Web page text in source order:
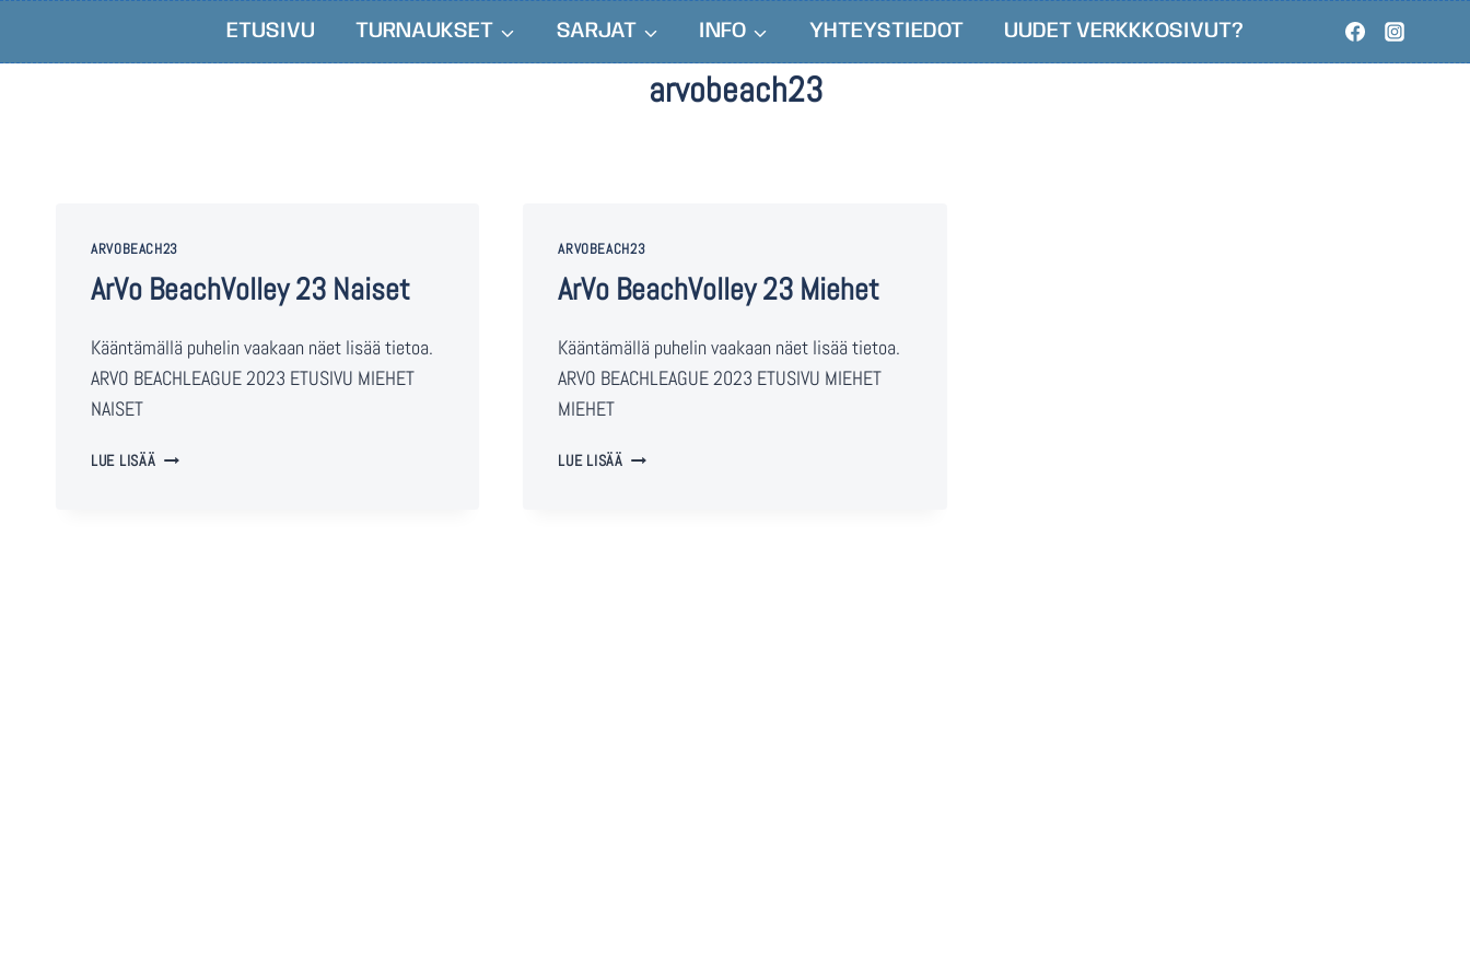
ETUSIVU TURNAUKSET SARJAT INFO YHTEYSTIEDOT UUDET VERKKKOSIVUT?
arvobeach23
ARVOBEACH23
ArVo BeachVolley 23 Naiset
Kääntämällä puhelin vaakaan näet lisää tietoa.
ARVO BEACHLEAGUE 2023 ETUSIVU MIEHET
NAISET
LUE LISÄÄ
ARVOBEACH23
ArVo BeachVolley 23 Miehet
Kääntämällä puhelin vaakaan näet lisää tietoa.
ARVO BEACHLEAGUE 2023 ETUSIVU MIEHET
MIEHET
LUE LISÄÄ